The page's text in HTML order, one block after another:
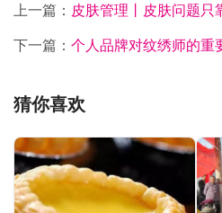
上一篇： 皮肤管理丨皮肤问题只靠化
下一篇： 个人品牌对纹绣师的重
猜你喜欢